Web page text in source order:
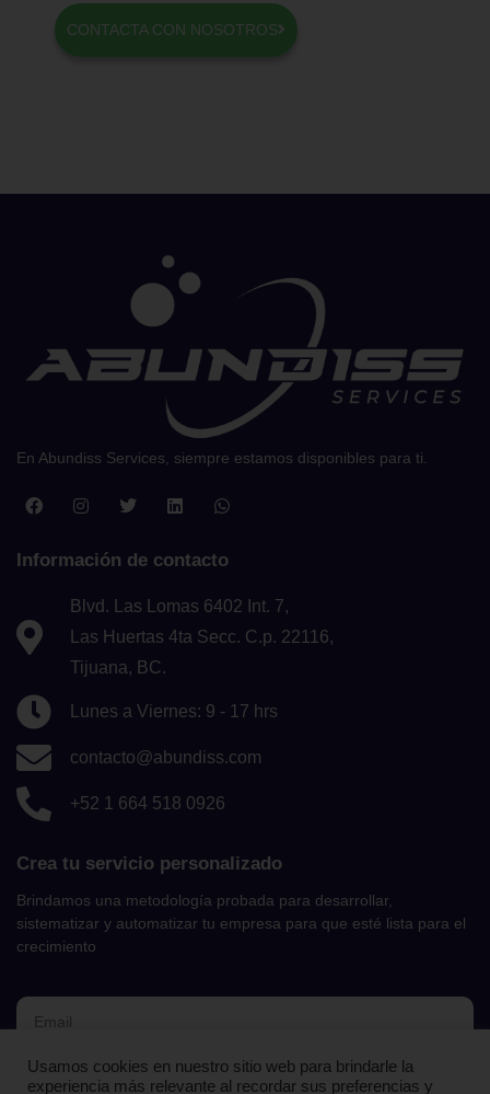
CONTACTA CON NOSOTROS
En Abundiss Services, siempre estamos disponibles para ti.
Información de contacto
Blvd. Las Lomas 6402 Int. 7,
Las Huertas 4ta Secc. C.p. 22116,
Tijuana, BC.
Lunes a Viernes: 9 - 17 hrs
contacto@abundiss.com
+52 1 664 518 0926
Crea tu servicio personalizado
Brindamos una metodología probada para desarrollar,
sistematizar y automatizar tu empresa para que esté lista para el
crecimiento
UNIRME AL NEWSLETTER
Usamos cookies en nuestro sitio web para brindarle la
experiencia más relevante al recordar sus preferencias y